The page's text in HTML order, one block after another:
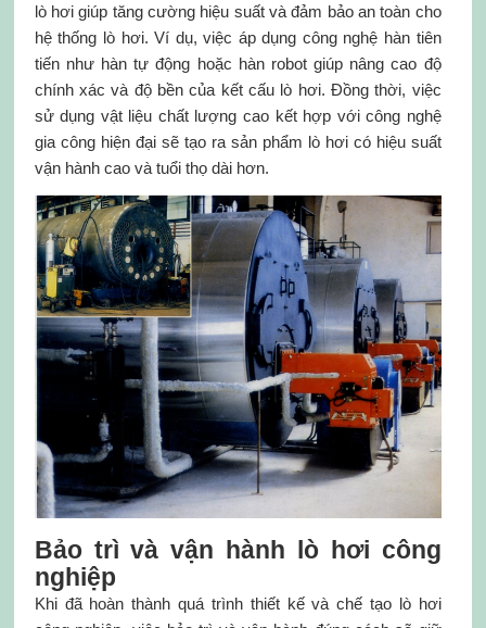
lò hơi giúp tăng cường hiệu suất và đảm bảo an toàn cho
hệ thống lò hơi. Ví dụ, việc áp dụng công nghệ hàn tiên
tiến như hàn tự động hoặc hàn robot giúp nâng cao độ
chính xác và độ bền của kết cấu lò hơi. Đồng thời, việc
sử dụng vật liệu chất lượng cao kết hợp với công nghệ
gia công hiện đại sẽ tạo ra sản phẩm lò hơi có hiệu suất
vận hành cao và tuổi thọ dài hơn.
Bảo trì và vận hành lò hơi công
nghiệp
Khi đã hoàn thành quá trình thiết kế và chế tạo lò hơi